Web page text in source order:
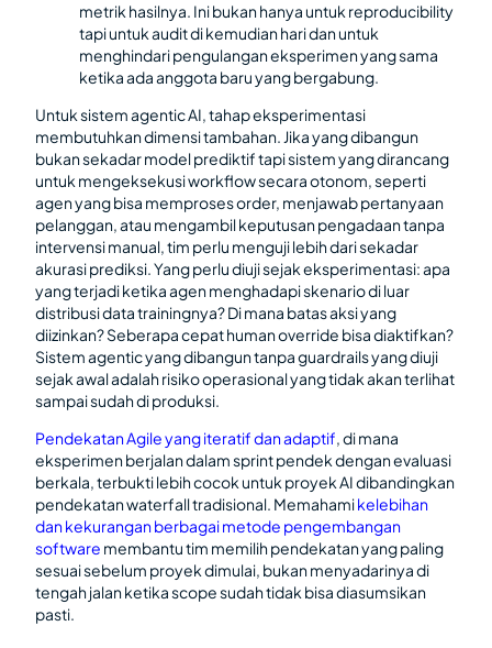
metrik hasilnya. Ini bukan hanya untuk reproducibility
tapi untuk audit di kemudian hari dan untuk
menghindari pengulangan eksperimen yang sama
ketika ada anggota baru yang bergabung.
Untuk sistem agentic AI, tahap eksperimentasi
membutuhkan dimensi tambahan. Jika yang dibangun
bukan sekadar model prediktif tapi sistem yang dirancang
untuk mengeksekusi workflow secara otonom, seperti
agen yang bisa memproses order, menjawab pertanyaan
pelanggan, atau mengambil keputusan pengadaan tanpa
intervensi manual, tim perlu menguji lebih dari sekadar
akurasi prediksi. Yang perlu diuji sejak eksperimentasi: apa
yang terjadi ketika agen menghadapi skenario di luar
distribusi data trainingnya? Di mana batas aksi yang
diizinkan? Seberapa cepat human override bisa diaktifkan?
Sistem agentic yang dibangun tanpa guardrails yang diuji
sejak awal adalah risiko operasional yang tidak akan terlihat
sampai sudah di produksi.
Pendekatan Agile yang iteratif dan adaptif, di mana
eksperimen berjalan dalam sprint pendek dengan evaluasi
berkala, terbukti lebih cocok untuk proyek AI dibandingkan
pendekatan waterfall tradisional. Memahamikelebihan
dan kekurangan berbagai metode pengembangan
software membantu tim memilih pendekatan yang paling
sesuai sebelum proyek dimulai, bukan menyadarinya di
tengah jalan ketika scope sudah tidak bisa diasumsikan
pasti.